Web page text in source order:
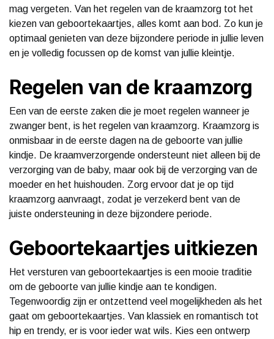
mag vergeten. Van het regelen van de kraamzorg tot het
kiezen van geboortekaartjes, alles komt aan bod. Zo kun je
optimaal genieten van deze bijzondere periode in jullie leven
en je volledig focussen op de komst van jullie kleintje.
Regelen van de kraamzorg
Een van de eerste zaken die je moet regelen wanneer je
zwanger bent, is het regelen van kraamzorg. Kraamzorg is
onmisbaar in de eerste dagen na de geboorte van jullie
kindje. De kraamverzorgende ondersteunt niet alleen bij de
verzorging van de baby, maar ook bij de verzorging van de
moeder en het huishouden. Zorg ervoor dat je op tijd
kraamzorg aanvraagt, zodat je verzekerd bent van de
juiste ondersteuning in deze bijzondere periode.
Geboortekaartjes uitkiezen
Het versturen van geboortekaartjes is een mooie traditie
om de geboorte van jullie kindje aan te kondigen.
Tegenwoordig zijn er ontzettend veel mogelijkheden als het
gaat om geboortekaartjes. Van klassiek en romantisch tot
hip en trendy, er is voor ieder wat wils. Kies een ontwerp